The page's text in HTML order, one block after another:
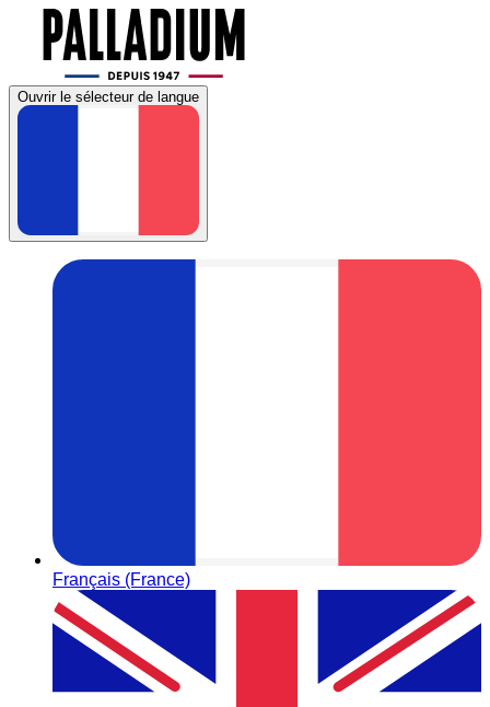
Ouvrir le sélecteur de langue
Français (France)